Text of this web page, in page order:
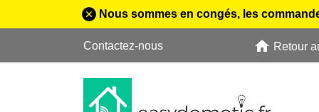
Nous sommes en congés, les
Contactez-nous home Retour